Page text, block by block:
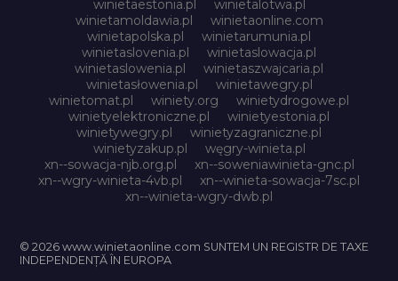
winietaestonia.pl
winietalotwa.pl
winietamoldawia.pl
winietaonline.com
winietapolska.pl
winietarumunia.pl
winietaslovenia.pl
winietaslowacja.pl
winietaslowenia.pl
winietaszwajcaria.pl
winietasłowenia.pl
winietawegry.pl
winietomat.pl
winiety.org
winietydrogowe.pl
winietyelektroniczne.pl
winietyestonia.pl
winietywegry.pl
winietyzagraniczne.pl
winietyzakup.pl
węgry-winieta.pl
xn--sowacja-njb.org.pl
xn--soweniawinieta-gnc.pl
xn--wgry-winieta-4vb.pl
xn--winieta-sowacja-7sc.pl
xn--winieta-wgry-dwb.pl
© 2026 www.winietaonline.com SUNTEM UN REGISTR DE TAXE
INDEPENDENȚĂ ÎN EUROPA